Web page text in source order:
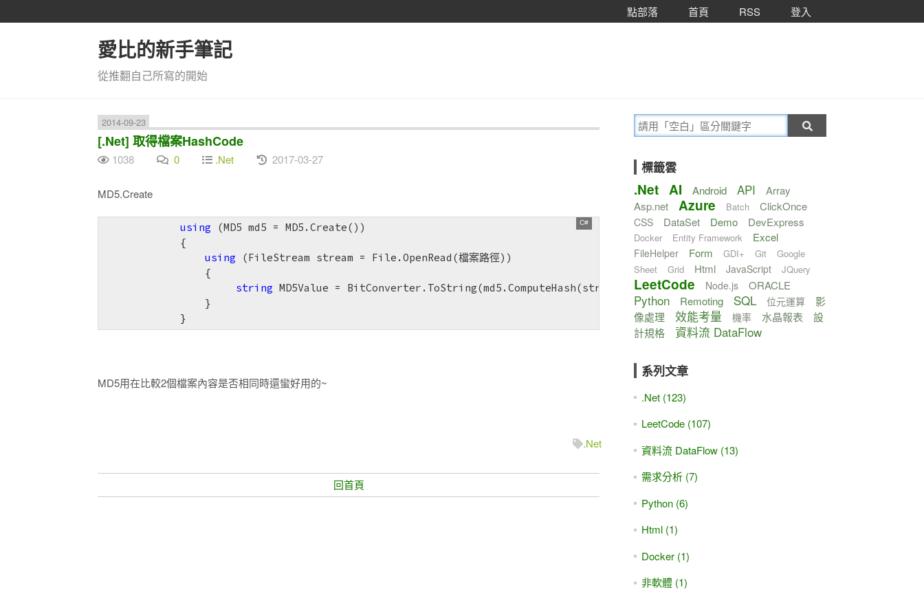
點部落 首頁 RSS 登入
愛比的新手筆記
從推翻自己所寫的開始
2014-09-23
[.Net] 取得檔案HashCode
1038 0 .Net 2017-03-27
MD5.Create
using (MD5 md5 = MD5.Create())
{
using (FileStream stream = File.OpenRead(檔案路徑))
{
string MD5Value = BitConverter.ToString(md5.ComputeHash(stream));
}
}
MD5用在比較2個檔案內容是否相同時還蠻好用的~
.Net
回首頁
標籤雲
.Net AI Android API
Array
Asp.net
Azure Batch ClickOnce
CSS DataSet Demo DevExpress
Docker Entity Framework Excel
FileHelper Form GDI+ Git
Google
Sheet
Grid Html JavaScript JQuery
LeetCode Node.js ORACLE
Python Remoting SQL 位元運算
影
像處理
效能考量 機率 水晶報表
設
計規格
資料流 DataFlow
系列文章
.Net (123)
LeetCode (107)
資料流 DataFlow (13)
需求分析 (7)
Python (6)
Html (1)
Docker (1)
非軟體 (1)